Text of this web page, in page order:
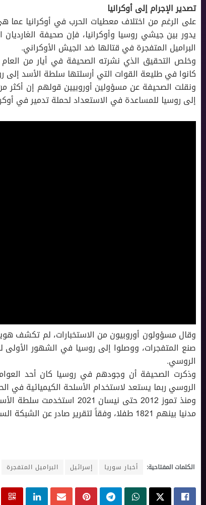
تصدير الإجرام إلى أوكرانيا
على الرغم من اختلاف معطيات الحرب في أوكرانيا عما
يدور بين جيشي روسيا وأوكرانيا، فإن صحيفة
البراميل المتفجرة في قتالها ضد الجيش الأوكراني.
كانوا في طليعة القوات التي أرسلتها سلطة الأسد إلى
إلى روسيا للمساعدة في الاستعداد لحملة تدمير في
وقال مسؤولون أوروبيون من الاستخبارات، لم تكشف
صنع المتفجرات، ووصلوا إلى روسيا في الشهور
الروسي.
وذكرت الصحيفة أن وجودهم في روسيا كان أحد
الروسي ربما يستعد لاستخدام الأسلحة الكيميائية في
مدنيا بينهم 1821 طفلا، وفقاً لتقرير صادر عن الشبكة السورية لحقوق الإنسان صدر عنها مطلع نيسان 2021
الكلمات المفتاحية: أخبار سوريا إسرائيل البراميل المتفجرة